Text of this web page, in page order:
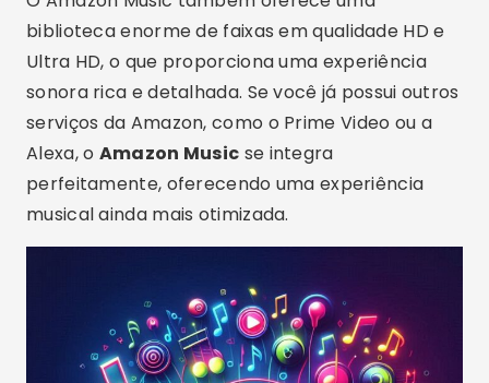
biblioteca enorme de faixas em qualidade HD e
Ultra HD, o que proporciona uma experiência
sonora rica e detalhada. Se você já possui outros
serviços da Amazon, como o Prime Video ou a
Alexa, o Amazon Music se integra
perfeitamente, oferecendo uma experiência
musical ainda mais otimizada.